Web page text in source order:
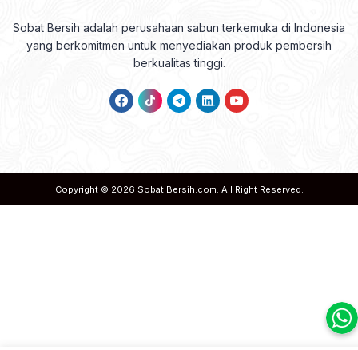
Sobat Bersih adalah perusahaan sabun terkemuka di Indonesia
yang berkomitmen untuk menyediakan produk pembersih
berkualitas tinggi.
Copyright © 2026 Sobat Bersih.com. All Right Reserved.